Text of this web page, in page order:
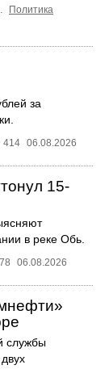
.
Политика
за
414 06.08.2026
15-
в реке Обь.
06.08.2026
службы